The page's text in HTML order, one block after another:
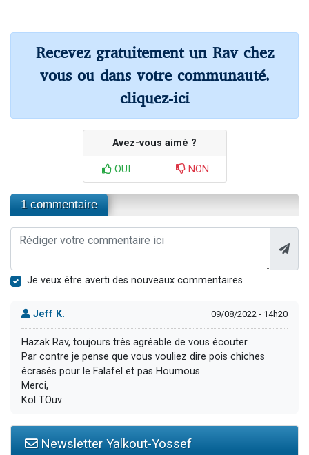
Recevez gratuitement un Rav chez
vous ou dans votre communauté,
cliquez-ici
Avez-vous aimé ?
OUI NON
1 commentaire
Je veux être averti des nouveaux commentaires
Jeff K. 09/08/2022 - 14h20
Hazak Rav, toujours très agréable de vous écouter.
Par contre je pense que vous vouliez dire pois chiches
écrasés pour le Falafel et pas Houmous.
Merci,
Kol TOuv
Newsletter Yalkout-Yossef